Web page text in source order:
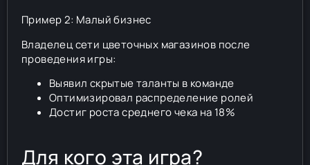
Пример 2: Малый бизнес
Владелец сети цветочных магазинов после
проведения игры:
Выявил скрытые таланты в команде
Оптимизировал распределение ролей
Достиг роста среднего чека на 18%
Для кого эта игра?